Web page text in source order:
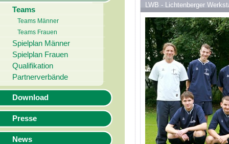
Teams
Teams Männer
Teams Frauen
Spielplan Männer
Spielplan Frauen
Qualifikation
Partnerverbände
Download
Presse
News
LWB - Lichtenberger